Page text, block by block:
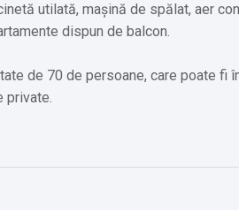
utilată, mașină de spălat, aer
dispun de balcon.
de 70 de persoane, care poate fi
private.